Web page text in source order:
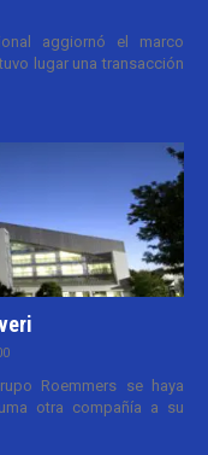
aggiornó el marco
lugar una transacción
Roemmers se haya
otra compañía a su